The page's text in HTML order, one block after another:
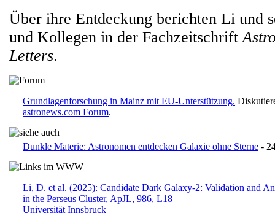
Über ihre Entdeckung berichten Li und
und Kollegen in der Fachzeitschrift
Letters.
Grundlagenforschung in Mainz mit EU-Unterstützung.
astronews.com Forum.
Dunkle Materie: Astronomen entdecken Galaxie ohne Sterne -
Li, D. et al. (2025): Candidate Dark Galaxy-2: Validation and
in the Perseus Cluster, ApJL, 986, L18
Universität Innsbruck